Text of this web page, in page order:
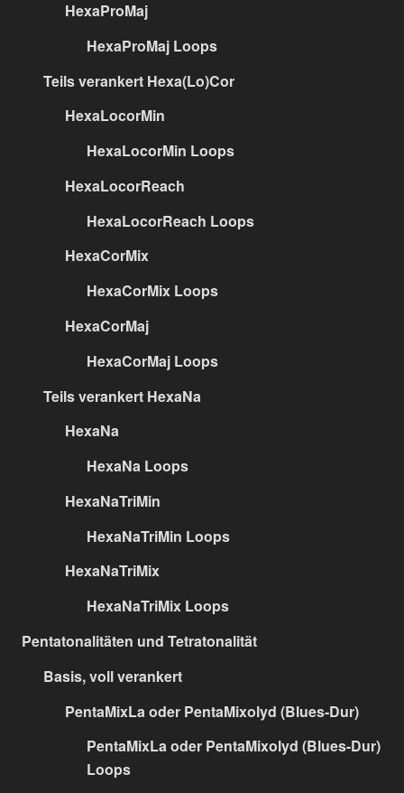
HexaProMaj
HexaProMaj Loops
Teils verankert Hexa(Lo)Cor
HexaLocorMin
HexaLocorMin Loops
HexaLocorReach
HexaLocorReach Loops
HexaCorMix
HexaCorMix Loops
HexaCorMaj
HexaCorMaj Loops
Teils verankert HexaNa
HexaNa
HexaNa Loops
HexaNaTriMin
HexaNaTriMin Loops
HexaNaTriMix
HexaNaTriMix Loops
Pentatonalitäten und Tetratonalität
Basis, voll verankert
PentaMixLa oder PentaMixolyd (Blues-Dur)
PentaMixLa oder PentaMixolyd (Blues-Dur)
Loops